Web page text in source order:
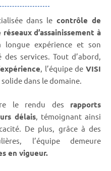
dans lecontrôle de
d’assainissement à
expérience et son
services. Tout d’abord,
, l’équipe deVISI
dans le domaine.
le rendu des rapports
délais, témoignant ainsi
De plus, grâce à des
l’équipe demeure
en vigueur.